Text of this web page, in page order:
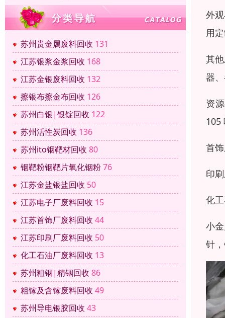
苏州贵金属废料回收 131
江苏银浆金浆回收 168
江苏金银废料回收 132
擦银布擦金布回收 126
苏州白银|银锭回收 122
苏州活性炭回收 136
苏州ito铟靶材回收 80
铟靶粉铟靶片氧化铟粉76
江苏金盐银盐回收 50
江苏电子厂废料回收 15
江苏首饰厂废料回收 44
江苏印刷厂废料回收 50
化工石油厂废料回收 13
苏州粗铟|精铟回收 86
粗镓及含镓废料回收 49
苏州导电银胶回收 43
外
用
其
器
资
105
首
印
化
小
针